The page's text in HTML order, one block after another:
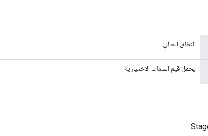
النطاق الحالي
يحمل قيم السمات الاختيارية